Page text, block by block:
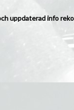
uppdaterad info